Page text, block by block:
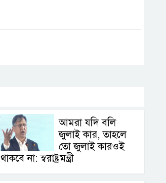
আমরা যদি বলি
জুলাই কার, তাহলে
তো জুলাই কারওই
থাকবে না: স্বরাষ্ট্রমন্ত্রী